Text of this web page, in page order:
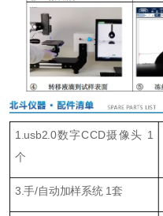
1.usb2.0数字CCD摄像头 1
个
3.手/自动加样系统 1套